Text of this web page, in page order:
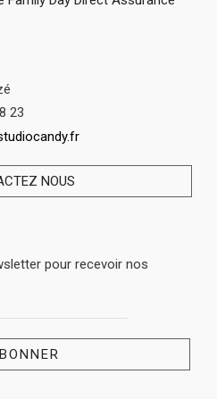
23
NOUS
pour recevoir nos